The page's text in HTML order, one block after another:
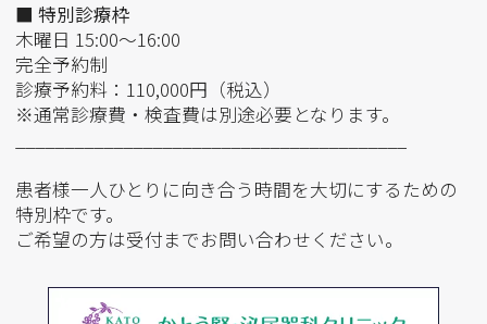
■ 特別診療枠
木曜日 15:00〜16:00
完全予約制
診療予約料：110,000円（税込）
※通常診療費・検査費は別途必要となります。
患者様一人ひとりに向き合う時間を大切にするための
特別枠です。
ご希望の方は受付までお問い合わせください。